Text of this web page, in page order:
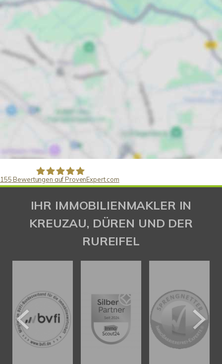
Gaspar Immobilienberatung
155 Bewertungen auf ProvenExpert.com
IHR IMMOBILIENMAKLER IN
KREUZAU, DÜREN UND DER
RUREIFEL